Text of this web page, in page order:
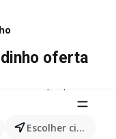
Escolher cidade
oferta
resultados